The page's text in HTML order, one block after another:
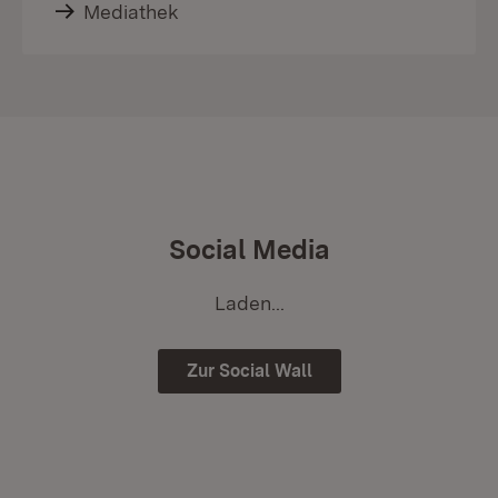
Mediathek
Social Media
Laden...
Zur Social Wall